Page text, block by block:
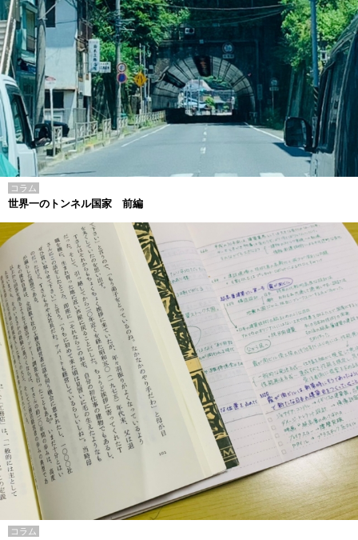
コラム
世界一のトンネル国家 前編
コラム